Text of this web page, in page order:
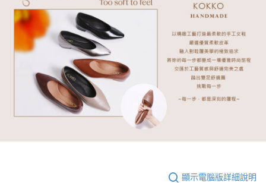
顯示電腦版詳細說明